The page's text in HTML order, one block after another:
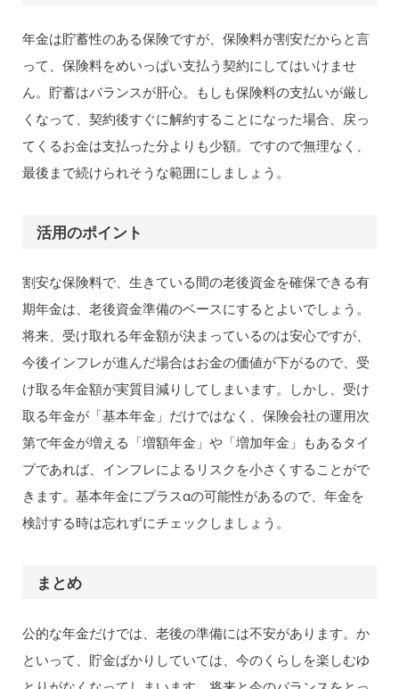
年金は貯蓄性のある保険ですが、保険料が割安だからと言
って、保険料をめいっぱい支払う契約にしてはいけませ
ん。貯蓄はバランスが肝心。もしも保険料の支払いが厳し
くなって、契約後すぐに解約することになった場合、戻っ
てくるお金は支払った分よりも少額。ですので無理なく、
最後まで続けられそうな範囲にしましょう。
活用のポイント
割安な保険料で、生きている間の老後資金を確保できる有
期年金は、老後資金準備のベースにするとよいでしょう。
将来、受け取れる年金額が決まっているのは安心ですが、
今後インフレが進んだ場合はお金の価値が下がるので、受
け取る年金額が実質目減りしてしまいます。しかし、受け
取る年金が「基本年金」だけではなく、保険会社の運用次
第で年金が増える「増額年金」や「増加年金」もあるタイ
プであれば、インフレによるリスクを小さくすることがで
きます。基本年金にプラスαの可能性があるので、年金を
検討する時は忘れずにチェックしましょう。
まとめ
公的な年金だけでは、老後の準備には不安があります。か
といって、貯金ばかりしていては、今のくらしを楽しむゆ